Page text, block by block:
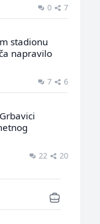
0 7
stadionu
napravilo
7 6
22 20